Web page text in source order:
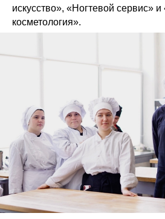
искусство», «Ногтевой сервис» и
косметология».